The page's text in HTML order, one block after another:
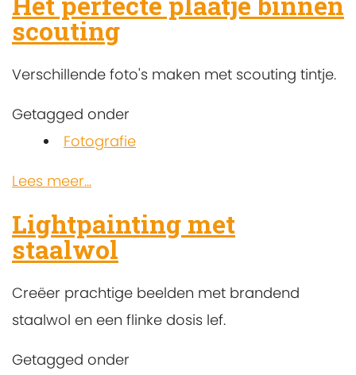
scouting
Verschillende foto's maken met scouting tintje.
Getagged onder
Fotografie
Lees meer...
Lightpainting met
staalwol
Creëer prachtige beelden met brandend
staalwol en een flinke dosis lef.
Getagged onder